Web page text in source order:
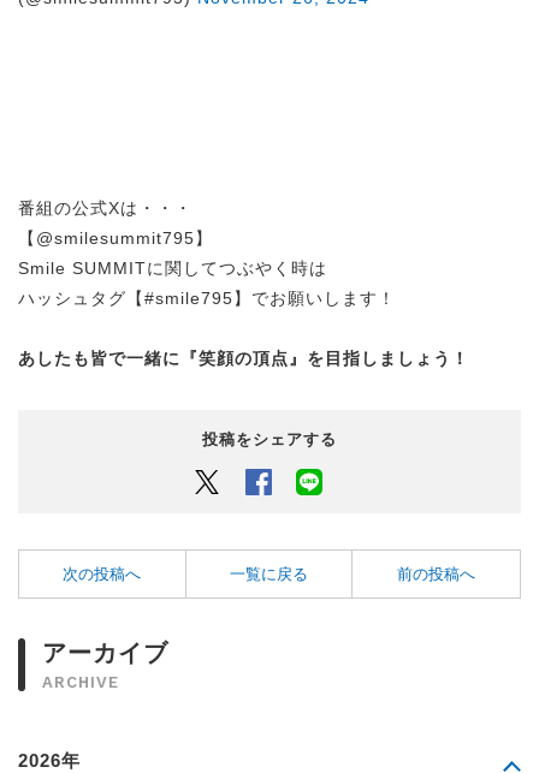
番組の公式Xは・・・
【@smilesummit795】
Smile SUMMITに関してつぶやく時は
ハッシュタグ 【#smile795】 でお願いします！
あしたも皆で一緒に『笑顔の頂点』を 目指しましょう！
投稿をシェアする
Twitter Facebook
次の投稿へ 一覧に戻る 前の投稿へ
アーカイブ
ARCHIVE
2026年